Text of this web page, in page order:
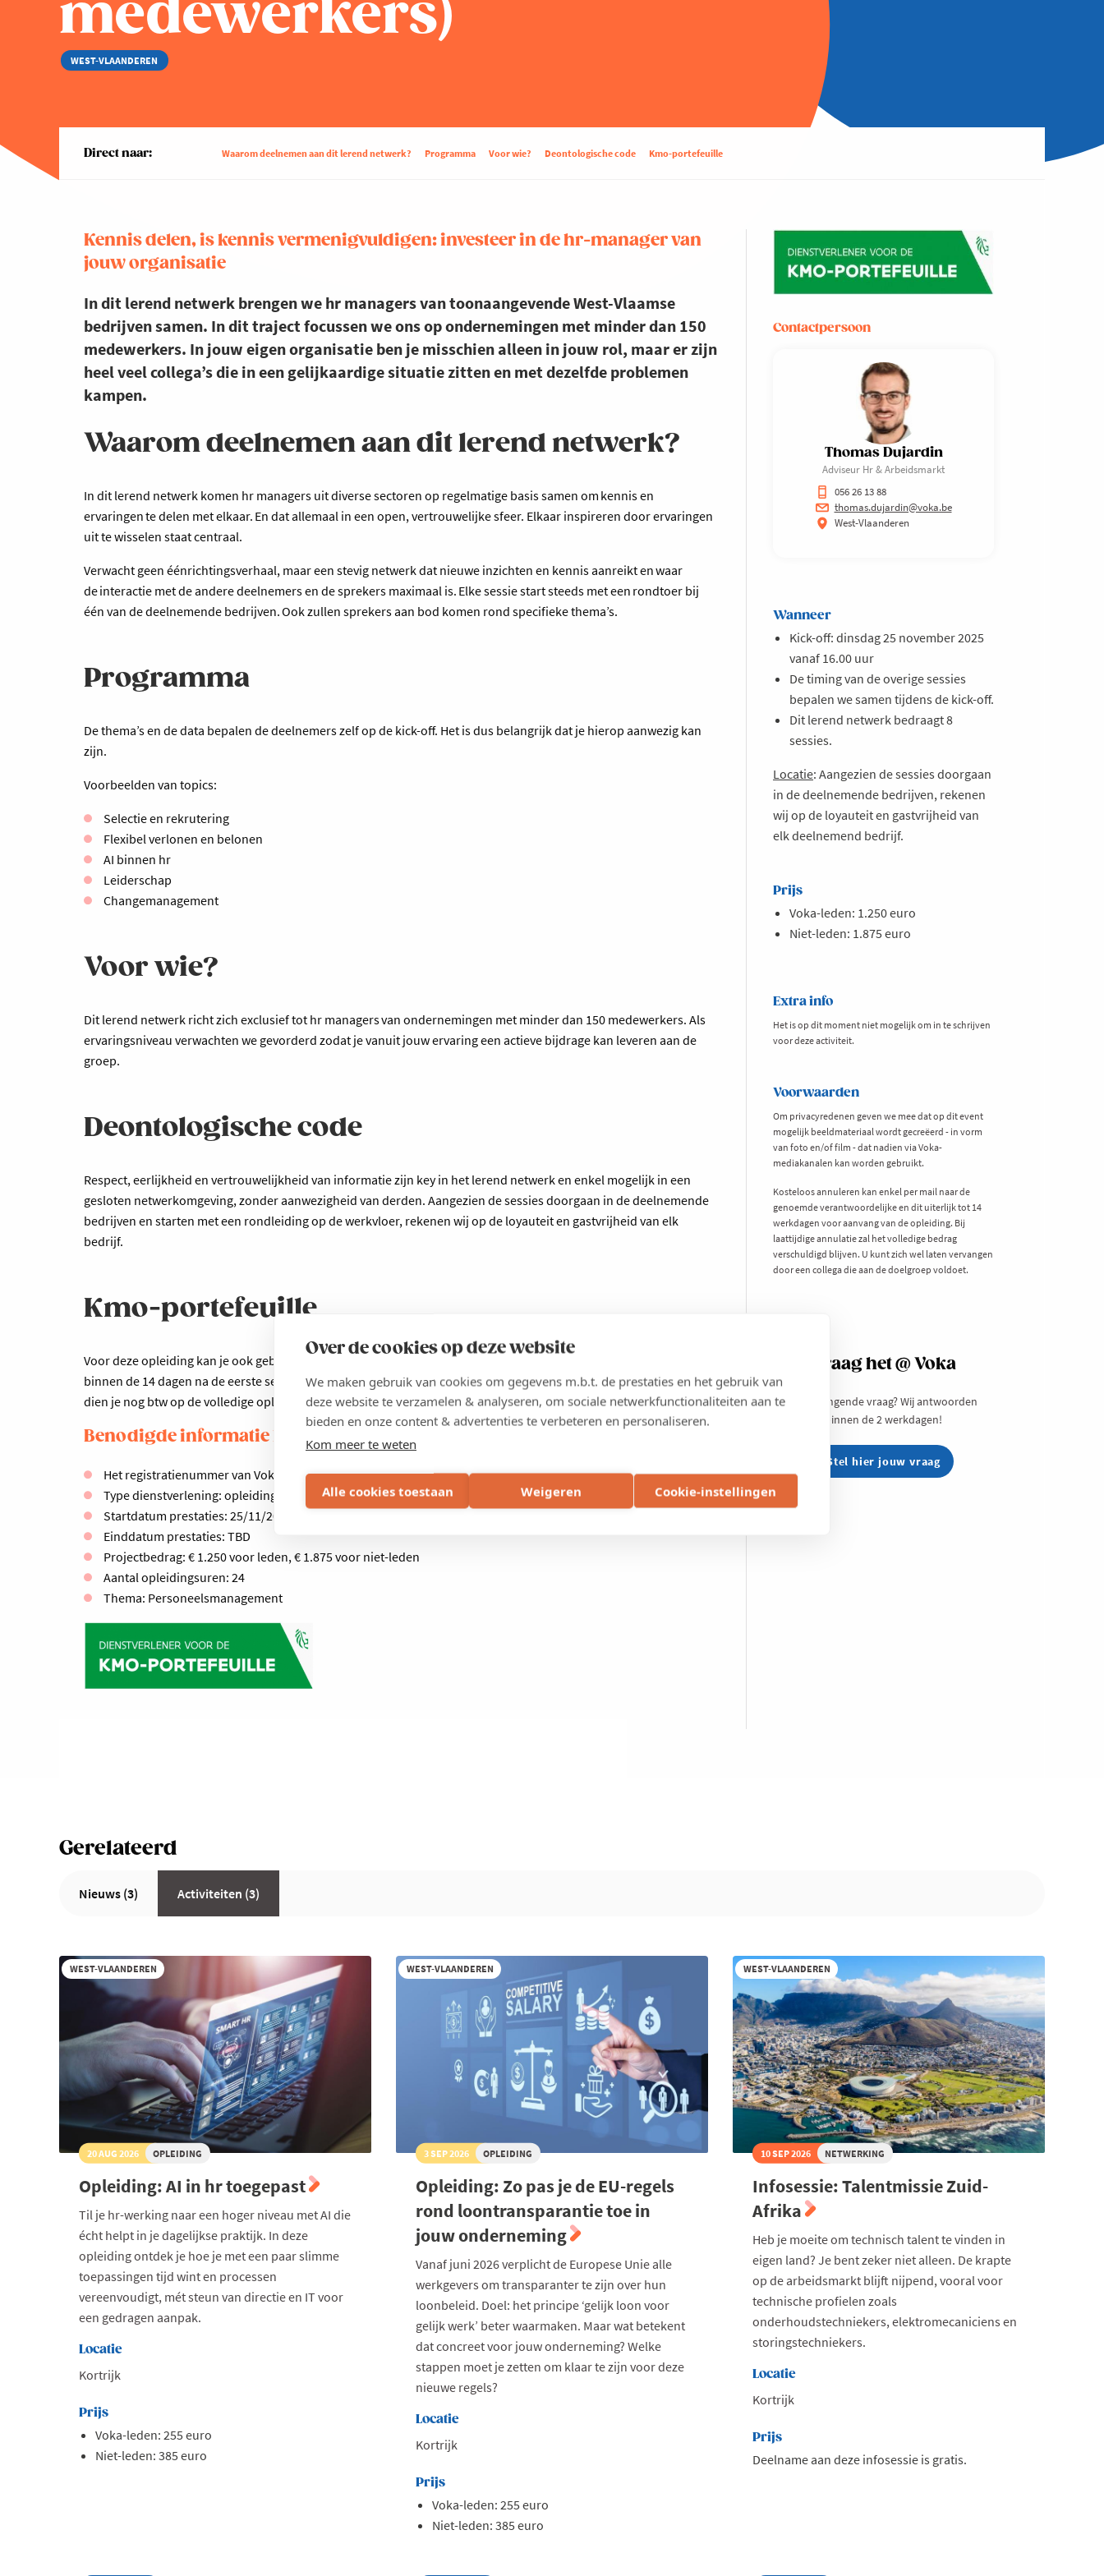
Over de cookies op deze website
We maken gebruik van cookies om gegevens m.b.t. de prestaties en het gebruik van
deze website te verzamelen & analyseren, om sociale netwerkfunctionaliteiten aan te
bieden en onze content & advertenties te verbeteren en personaliseren.
Kom meer te weten
Alle cookies toestaan Weigeren Cookie-instellingen
medewerkers)
WEST-VLAANDEREN
Direct naar: Waarom deelnemen aan dit lerend netwerk? Programma Voor wie? Deontologische code Kmo-portefeuille
Kennis delen, is kennis vermenigvuldigen: investeer in de hr-manager van
jouw organisatie
In dit lerend netwerk brengen we hr managers van toonaangevende West-Vlaamse
bedrijven samen. In dit traject focussen we ons op ondernemingen met minder dan 150
medewerkers. In jouw eigen organisatie ben je misschien alleen in jouw rol, maar er zijn
heel veel collega’s die in een gelijkaardige situatie zitten en met dezelfde problemen
kampen.
Waarom deelnemen aan dit lerend netwerk?
In dit lerend netwerk komen hr managers uit diverse sectoren op regelmatige basis samen om kennis en
ervaringen te delen met elkaar. En dat allemaal in een open, vertrouwelijke sfeer. Elkaar inspireren door ervaringen
uit te wisselen staat centraal.
Verwacht geen éénrichtingsverhaal, maar een stevig netwerk dat nieuwe inzichten en kennis aanreikt en waar
de interactie met de andere deelnemers en de sprekers maximaal is. Elke sessie start steeds met een rondtoer bij
één van de deelnemende bedrijven. Ook zullen sprekers aan bod komen rond specifieke thema’s.
Programma
De thema’s en de data bepalen de deelnemers zelf op de kick-off. Het is dus belangrijk dat je hierop aanwezig kan
zijn.
Voorbeelden van topics:
Selectie en rekrutering
Flexibel verlonen en belonen
AI binnen hr
Leiderschap
Changemanagement
Voor wie?
Dit lerend netwerk richt zich exclusief tot hr managers van ondernemingen met minder dan 150 medewerkers. Als
ervaringsniveau verwachten we gevorderd zodat je vanuit jouw ervaring een actieve bijdrage kan leveren aan de
groep.
Deontologische code
Respect, eerlijkheid en vertrouwelijkheid van informatie zijn key in het lerend netwerk en enkel mogelijk in een
gesloten netwerkomgeving, zonder aanwezigheid van derden. Aangezien de sessies doorgaan in de deelnemende
bedrijven en starten met een rondleiding op de werkvloer, rekenen wij op de loyauteit en gastvrijheid van elk
bedrijf.
Kmo-portefeuille
Voor deze opleiding kan je ook gebruikmaken van de kmo-portefeuille. Jouw aanvraag dient te gebeuren ten laatste
binnen de 14 dagen na de eerste sessie viawww.kmo-portefeuille.be. Indien je beroep doet op de kmo-portefeuille,
dien je nog btw op de volledige opleidingskost te betalen.
Benodigde informatie kmo-portefeuille
Het registratienummer van Voka - Kamer van Koophandel West-Vlaanderen: DV.O104126
Type dienstverlening: opleiding
Startdatum prestaties: 25/11/2025
Einddatum prestaties: TBD
Projectbedrag: € 1.250 voor leden, € 1.875 voor niet-leden
Aantal opleidingsuren: 24
Thema: Personeelsmanagement
Contactpersoon
Thomas Dujardin
Adviseur Hr & Arbeidsmarkt
056 26 13 88
thomas.dujardin@voka.be
West-Vlaanderen
Wanneer
Kick-off: dinsdag 25 november 2025
vanaf 16.00 uur
De timing van de overige sessies
bepalen we samen tijdens de kick-off.
Dit lerend netwerk bedraagt 8
sessies.
Locatie: Aangezien de sessies doorgaan
in de deelnemende bedrijven, rekenen
wij op de loyauteit en gastvrijheid van
elk deelnemend bedrijf.
Prijs
Voka-leden: 1.250 euro
Niet-leden: 1.875 euro
Extra info
Het is op dit moment niet mogelijk om in te schrijven
voor deze activiteit.
Voorwaarden
Om privacyredenen geven we mee dat op dit event
mogelijk beeldmateriaal wordt gecreëerd - in vorm
van foto en/of film - dat nadien via Voka-
mediakanalen kan worden gebruikt.
Kosteloos annuleren kan enkel per mail naar de
genoemde verantwoordelijke en dit uiterlijk tot 14
werkdagen voor aanvang van de opleiding. Bij
laattijdige annulatie zal het volledige bedrag
verschuldigd blijven. U kunt zich wel laten vervangen
door een collega die aan de doelgroep voldoet.
Vraag het @ Voka
Een prangende vraag? Wij antwoorden
binnen de 2 werkdagen!
Stel hier jouw vraag
Gerelateerd
Nieuws (3) Activiteiten (3)
WEST-VLAANDEREN
20 AUG 2026 OPLEIDING
Opleiding: AI in hr toegepast
Til je hr-werking naar een hoger niveau met AI die
écht helpt in je dagelijkse praktijk. In deze
opleiding ontdek je hoe je met een paar slimme
toepassingen tijd wint en processen
vereenvoudigt, mét steun van directie en IT voor
een gedragen aanpak.
Locatie
Kortrijk
Prijs
Voka-leden: 255 euro
Niet-leden: 385 euro
WEST-VLAANDEREN
3 SEP 2026 OPLEIDING
Opleiding: Zo pas je de EU-regels
rond loontransparantie toe in
jouw onderneming
Vanaf juni 2026 verplicht de Europese Unie alle
werkgevers om transparanter te zijn over hun
loonbeleid. Doel: het principe ‘gelijk loon voor
gelijk werk’ beter waarmaken. Maar wat betekent
dat concreet voor jouw onderneming? Welke
stappen moet je zetten om klaar te zijn voor deze
nieuwe regels?
Locatie
Kortrijk
Prijs
Voka-leden: 255 euro
Niet-leden: 385 euro
WEST-VLAANDEREN
10 SEP 2026 NETWERKING
Infosessie: Talentmissie Zuid-
Afrika
Heb je moeite om technisch talent te vinden in
eigen land? Je bent zeker niet alleen. De krapte
op de arbeidsmarkt blijft nijpend, vooral voor
technische profielen zoals
onderhoudstechniekers, elektromecaniciens en
storingstechniekers.
Locatie
Kortrijk
Prijs
Deelname aan deze infosessie is gratis.